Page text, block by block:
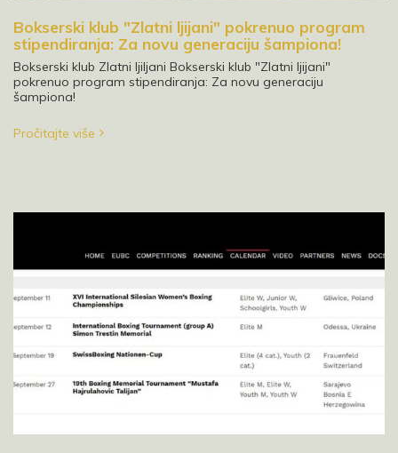
Bokserski klub "Zlatni ljijani" pokrenuo program
stipendiranja: Za novu generaciju šampiona!
Bokserski klub Zlatni ljiljani Bokserski klub "Zlatni ljijani"
pokrenuo program stipendiranja: Za novu generaciju
šampiona!
Pročitajte više